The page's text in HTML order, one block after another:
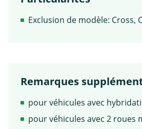
Exclusion de modèle: Cross,
Remarques
pour véhicules avec
pour véhicules avec 2 roues